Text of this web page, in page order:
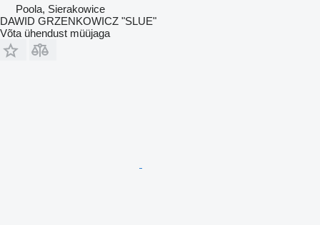
Poola, Sierakowice
DAWID GRZENKOWICZ "SLUE"
Võta ühendust müüjaga